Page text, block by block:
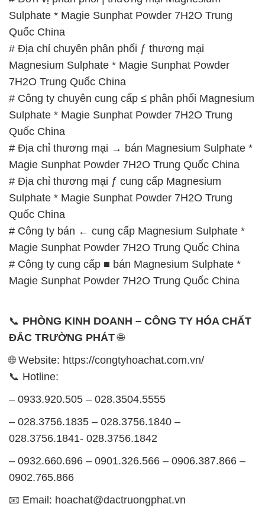
Sulphate * Magie Sunphat Powder 7H2O Trung
Quốc China
# Địa chỉ chuyên phân phối ƒ thương mại
Magnesium Sulphate * Magie Sunphat Powder
7H2O Trung Quốc China
# Công ty chuyên cung cấp ≤ phân phối Magnesium
Sulphate * Magie Sunphat Powder 7H2O Trung
Quốc China
# Địa chỉ thương mại → bán Magnesium Sulphate *
Magie Sunphat Powder 7H2O Trung Quốc China
# Địa chỉ thương mại ƒ cung cấp Magnesium
Sulphate * Magie Sunphat Powder 7H2O Trung
Quốc China
# Công ty bán ← cung cấp Magnesium Sulphate *
Magie Sunphat Powder 7H2O Trung Quốc China
# Công ty cung cấp ■ bán Magnesium Sulphate *
Magie Sunphat Powder 7H2O Trung Quốc China
📞 PHÒNG KINH DOANH – CÔNG TY HÓA CHẤT
ĐẮC TRƯỜNG PHÁT🌐
🌐 Website: https://congtyhoachat.com.vn/
📞 Hotline:
– 0933.920.505 – 028.3504.5555
– 028.3756.1835 – 028.3756.1840 –
028.3756.1841- 028.3756.1842
– 0932.660.696 – 0901.326.566 – 0906.387.866 –
0902.765.866
📧 Email: hoachat@dactruongphat.vn